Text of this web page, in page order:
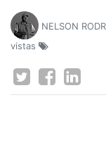
NELSON
vistas